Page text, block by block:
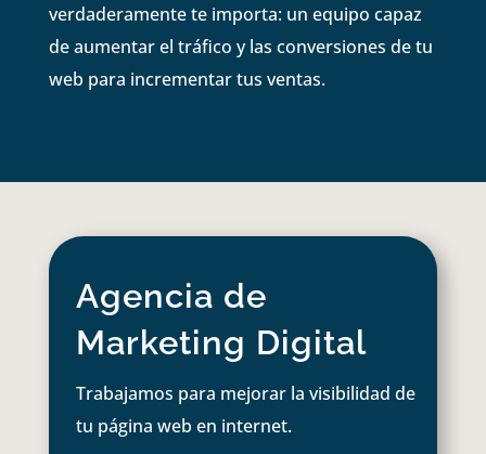
verdaderamente te importa: un equipo capaz
de aumentar el tráfico y las conversiones de tu
web para incrementar tus ventas.
Agencia de
Marketing Digital
Trabajamos para mejorar la visibilidad de
tu página web en internet.